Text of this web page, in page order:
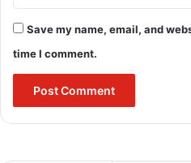
Save my name, email, and
time I comment.